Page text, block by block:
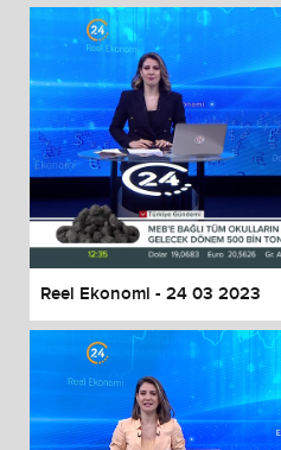
Reel Ekonomi - 24 03 2023